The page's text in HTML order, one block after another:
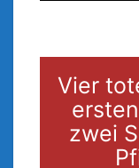
Vier
zwei